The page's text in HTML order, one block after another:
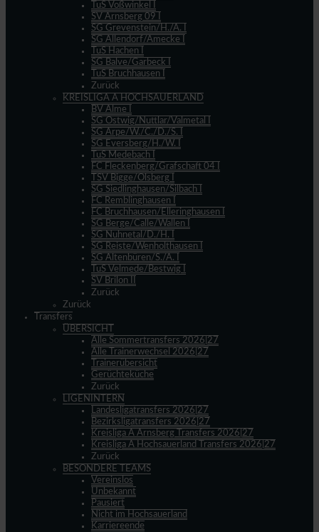
TuS Voßwinkel I
SV Arnsberg 09 I
SG Grevenstein/H./A. I
SG Allendorf/Amecke I
TuS Hachen I
SG Balve/Garbeck I
TuS Bruchhausen I
Zurück
KREISLIGA A HOCHSAUERLAND
BV Alme I
SG Ostwig/Nuttlar/Valmetal I
SG Arpe/W./C./D./S. I
SG Eversberg/H./W. I
TuS Medebach I
FC Fleckenberg/Grafschaft 04 I
TSV Bigge/Olsberg I
SG Siedlinghausen/Silbach I
FC Remblinghausen I
FC Bruchhausen/Elleringhausen I
SG Berge/Calle/Wallen I
SG Nuhnetal/D./H. I
SG Reiste/Wenholthausen I
SG Altenbüren/S./A. I
TuS Velmede/Bestwig I
SV Brilon II
Zurück
Zurück
Transfers
ÜBERSICHT
Alle Sommertransfers 2026|27
Alle Trainerwechsel 2026|27
Trainerübersicht
Gerüchteküche
Zurück
LIGENINTERN
Landesligatransfers 2026|27
Bezirksligatransfers 2026|27
Kreisliga A Arnsberg Transfers 2026|27
Kreisliga A Hochsauerland Transfers 2026|27
Zurück
BESONDERE TEAMS
Vereinslos
Unbekannt
Pausiert
Nicht im Hochsauerland
Karriereende